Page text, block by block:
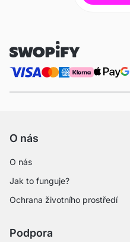
O nás
O nás
Jak to funguje?
Ochrana životního prostředí
Podpora